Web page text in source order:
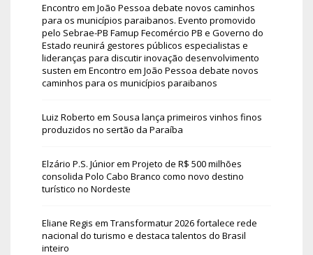
Encontro em João Pessoa debate novos caminhos
para os municípios paraibanos. Evento promovido
pelo Sebrae-PB Famup Fecomércio PB e Governo do
Estado reunirá gestores públicos especialistas e
lideranças para discutir inovação desenvolvimento
susten em Encontro em João Pessoa debate novos
caminhos para os municípios paraibanos
Luiz Roberto em Sousa lança primeiros vinhos finos
produzidos no sertão da Paraíba
Elzário P.S. Júniorem Projeto de R$ 500 milhões
consolida Polo Cabo Branco como novo destino
turístico no Nordeste
Eliane Regis em Transformatur 2026 fortalece rede
nacional do turismo e destaca talentos do Brasil
inteiro